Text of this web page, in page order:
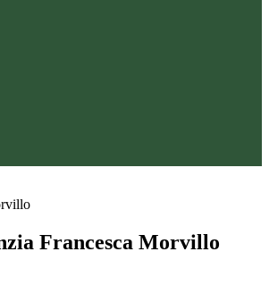
Francesca Morvillo